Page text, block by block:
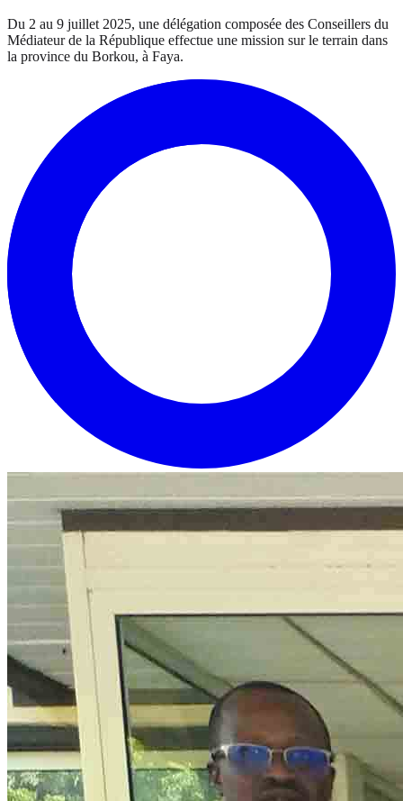
Du 2 au 9 juillet 2025, une délégation composée des Conseillers du
Médiateur de la République effectue une mission sur le terrain dans
la province du Borkou, à Faya.